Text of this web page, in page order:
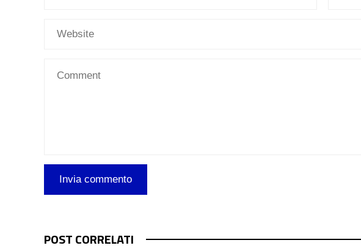
POST CORRELATI